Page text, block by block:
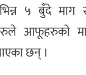
५ बुँदे माग
आफूहरुको
छन् ।